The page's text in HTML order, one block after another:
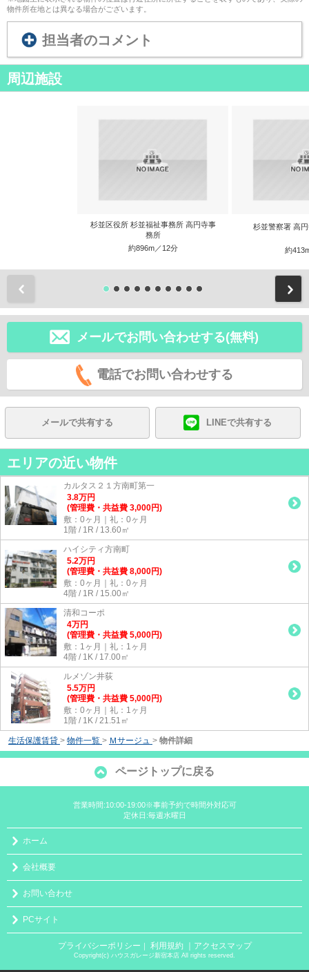
物件所在地とは異なる場合がございます。
担当者のコメント
周辺施設
杉並区役所 杉並福祉事務所 高円寺事
務所
約896m／12分
杉並警察署 高
約
メールでお問い合わせする(無料)
電話でお問い合わせする
メールで共有する LINEで共有する
エリアの近い物件
カルタス２１方南町第一
3.8万円
(管理費・共益費 3,000円)
敷：0ヶ月｜礼：0ヶ月
1階 / 1R / 13.60㎡
ハイシティ方南町
5.2万円
(管理費・共益費 8,000円)
敷：0ヶ月｜礼：0ヶ月
4階 / 1R / 15.00㎡
清和コーポ
4万円
(管理費・共益費 5,000円)
敷：1ヶ月｜礼：1ヶ月
4階 / 1K / 17.00㎡
ルメゾン井荻
5.5万円
(管理費・共益費 5,000円)
敷：0ヶ月｜礼：1ヶ月
1階 / 1K / 21.51㎡
生活保護賃貸 > 物件一覧 > Ｍサージュ > 物件詳細
ページトップに戻る
営業時間:10:00-19:00※事前予約で時間外対応可
定休日:毎週水曜日
ホーム
会社概要
お問い合わせ
PCサイト
プライバシーポリシー ｜ 利用規約 ｜アクセスマップ
Copyright(c) ハウスガレージ新宿本店 All rights reserved.